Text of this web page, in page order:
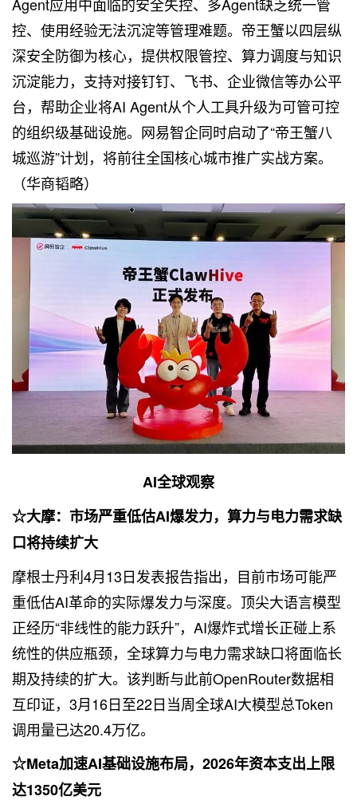
Agent应用中面临的安全失控、多Agent缺乏统一管
控、使用经验无法沉淀等管理难题。帝王蟹以四层纵
深安全防御为核心，提供权限管控、算力调度与知识
沉淀能力，支持对接钉钉、飞书、企业微信等办公平
台，帮助企业将AI Agent从个人工具升级为可管可控
的组织级基础设施。网易智企同时启动了“帝王蟹八
城巡游”计划，将前往全国核心城市推广实战方案。
（华商韬略）
AI全球观察
☆大摩：市场严重低估AI爆发力，算力与电力需求缺
口将持续扩大
摩根士丹利4月13日发表报告指出，目前市场可能严
重低估AI革命的实际爆发力与深度。顶尖大语言模型
正经历“非线性的能力跃升”，AI爆炸式增长正碰上系
统性的供应瓶颈，全球算力与电力需求缺口将面临长
期及持续的扩大。该判断与此前OpenRouter数据相
互印证，3月16日至22日当周全球AI大模型总Token
调用量已达20.4万亿。
☆Meta加速AI基础设施布局，2026年资本支出上限
达1350亿美元